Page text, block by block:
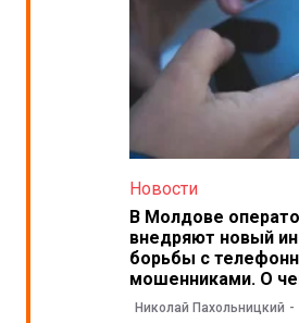
Новости
В Молдове
внедряют новый
борьбы с
мошенниками. О
Николай Пахольницкий